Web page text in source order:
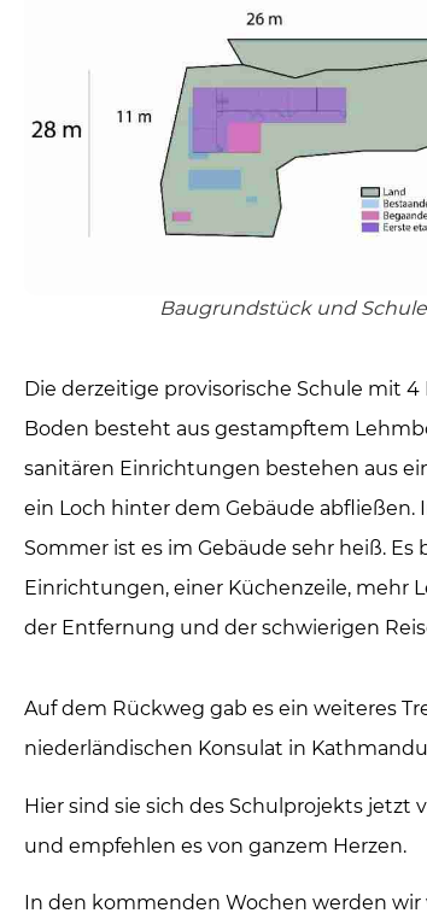
Baugrundstück und Schule
Die derzeitige provisorische Schule mit
Boden besteht aus gestampftem
sanitären Einrichtungen bestehen aus
ein Loch hinter dem Gebäude abfließen.
Sommer ist es im Gebäude sehr heiß.
Einrichtungen, einer Küchenzeile, mehr
der Entfernung und der schwierigen
Auf dem Rückweg gab es ein weiteres
niederländischen Konsulat in
Hier sind sie sich des Schulprojekts jetzt
und empfehlen es von ganzem Herzen.
In den kommenden Wochen werden wir